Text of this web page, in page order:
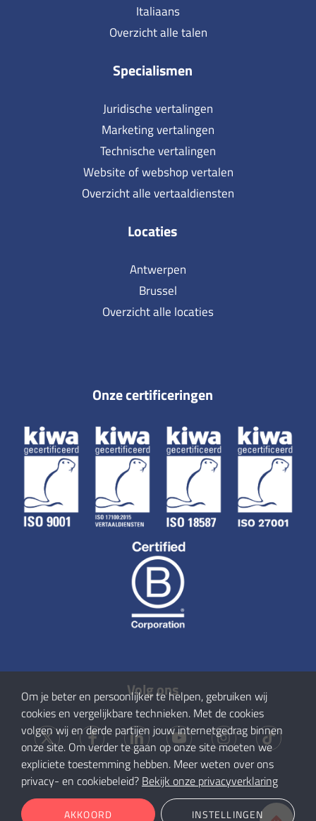
Italiaans
Overzicht alle talen
Specialismen
Juridische vertalingen
Marketing vertalingen
Technische vertalingen
Website of webshop vertalen
Overzicht alle vertaaldiensten
Locaties
Antwerpen
Brussel
Overzicht alle locaties
Onze certificeringen
Volg ons
Om je beter en persoonlijker te helpen, gebruiken wij
cookies en vergelijkbare technieken. Met de cookies
volgen wij en derde partijen jouw internetgedrag binnen
onze site. Om verder te gaan op onze site moeten we
expliciete toestemming hebben. Meer weten over ons
privacy- en cookiebeleid? Bekijk onze privacyverklaring
AKKOORD INSTELLINGEN